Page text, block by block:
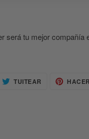
será tu mejor compañía
TUITEAR TUITEAR